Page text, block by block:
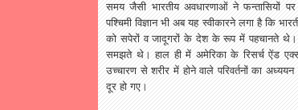
समय जैसी भारतीय अवधारणाओं ने फन्तासियों पर
पश्चिमी विज्ञान भी अब यह स्वीकारने लगा है कि
को सपेरों व जादूगरों के देश के रूप में पहचानते थे।
समझते थे। हाल ही में अमेरिका के रिसर्च ऐंड
उच्चारण से शरीर में होने वाले परिवर्तनों का अध्ययन
दूर हो गए।